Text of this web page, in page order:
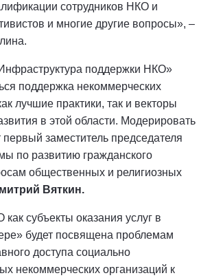
сотрудников НКО и
и многие другие вопросы», –
поддержки НКО»
поддержка некоммерческих
лучшие практики, так и векторы
в этой области. Модерировать
первый заместитель председателя
по развитию гражданского
общественных и религиозных
Вяткин.
субъекты оказания услуг в
будет посвящена проблемам
доступа социально
некоммерческих организаций к